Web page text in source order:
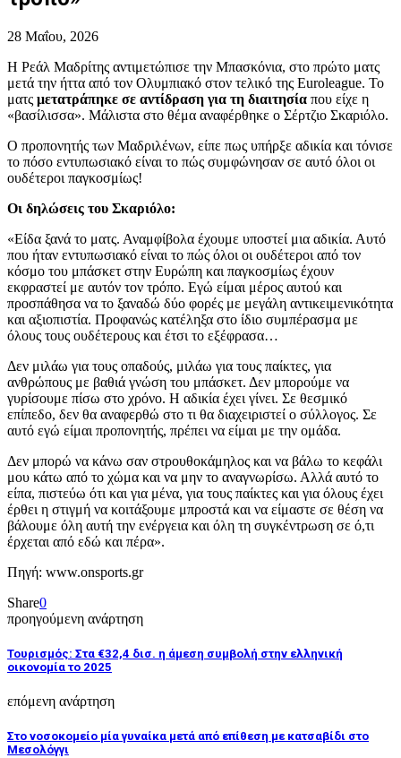
28 Μαΐου, 2026
Η Ρεάλ Μαδρίτης αντιμετώπισε την Μπασκόνια, στο πρώτο ματς
μετά την ήττα από τον Ολυμπιακό στον τελικό της Euroleague. Το
ματς μετατράπηκε σε αντίδραση για τη διαιτησία που είχε η
«βασίλισσα». Μάλιστα στο θέμα αναφέρθηκε ο Σέρτζιο Σκαριόλο.
Ο προπονητής των Μαδριλένων, είπε πως υπήρξε αδικία και τόνισε
το πόσο εντυπωσιακό είναι το πώς συμφώνησαν σε αυτό όλοι οι
ουδέτεροι παγκοσμίως!
Οι δηλώσεις του Σκαριόλο:
«Είδα ξανά το ματς. Αναμφίβολα έχουμε υποστεί μια αδικία. Αυτό
που ήταν εντυπωσιακό είναι το πώς όλοι οι ουδέτεροι από τον
κόσμο του μπάσκετ στην Ευρώπη και παγκοσμίως έχουν
εκφραστεί με αυτόν τον τρόπο. Εγώ είμαι μέρος αυτού και
προσπάθησα να το ξαναδώ δύο φορές με μεγάλη αντικειμενικότητα
και αξιοπιστία. Προφανώς κατέληξα στο ίδιο συμπέρασμα με
όλους τους ουδέτερους και έτσι το εξέφρασα…
Δεν μιλάω για τους οπαδούς, μιλάω για τους παίκτες, για
ανθρώπους με βαθιά γνώση του μπάσκετ. Δεν μπορούμε να
γυρίσουμε πίσω στο χρόνο. Η αδικία έχει γίνει. Σε θεσμικό
επίπεδο, δεν θα αναφερθώ στο τι θα διαχειριστεί ο σύλλογος. Σε
αυτό εγώ είμαι προπονητής, πρέπει να είμαι με την ομάδα.
Δεν μπορώ να κάνω σαν στρουθοκάμηλος και να βάλω το κεφάλι
μου κάτω από το χώμα και να μην το αναγνωρίσω. Αλλά αυτό το
είπα, πιστεύω ότι και για μένα, για τους παίκτες και για όλους έχει
έρθει η στιγμή να κοιτάξουμε μπροστά και να είμαστε σε θέση να
βάλουμε όλη αυτή την ενέργεια και όλη τη συγκέντρωση σε ό,τι
έρχεται από εδώ και πέρα».
Πηγή: www.onsports.gr
Share0
προηγούμενη ανάρτηση
Τουρισμός: Στα €32,4 δισ. η άμεση συμβολή στην ελληνική
οικονομία το 2025
επόμενη ανάρτηση
Στο νοσοκομείο μία γυναίκα μετά από επίθεση με κατσαβίδι στο
Μεσολόγγι